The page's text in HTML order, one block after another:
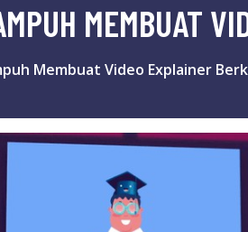
MEMBUAT
Membuat Video Explainer